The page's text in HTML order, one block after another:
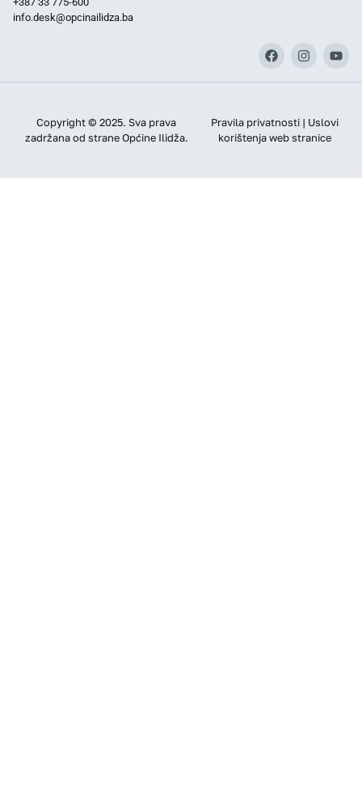
info.desk@opcinailidza.ba
Copyright © 2025. Sva prava
zadržana od strane Općine Ilidža.
Pravila privatnosti | Uslovi
korištenja web stranice